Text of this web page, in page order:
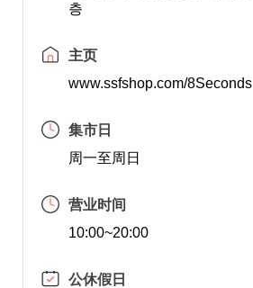
층
主页
www.ssfshop.com/8Seconds
集市日
周一至周日
营业时间
10:00~20:00
公休假日